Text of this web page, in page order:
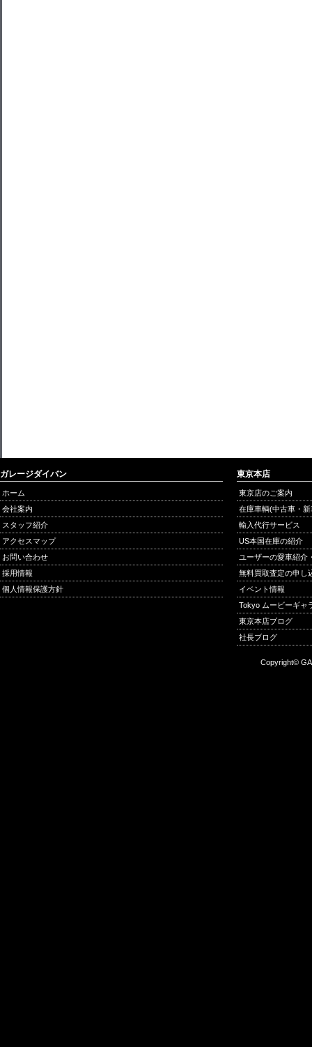
ガレージダイバン
ホーム
会社案内
スタッフ紹介
アクセスマップ
お問い合わせ
採用情報
個人情報保護方針
東京本店
東京店のご案内
在庫車輌(中古車・
輸入代行サービス
US本国在庫の紹介
ユーザーの愛車紹介
無料買取査定の申し
イベント情報
Tokyo ムービーギャ
東京本店ブログ
社長ブログ
Copyright©